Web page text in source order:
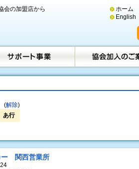
会の加盟店から
ホーム
English
(解除)
あ行
ー 関西営業所